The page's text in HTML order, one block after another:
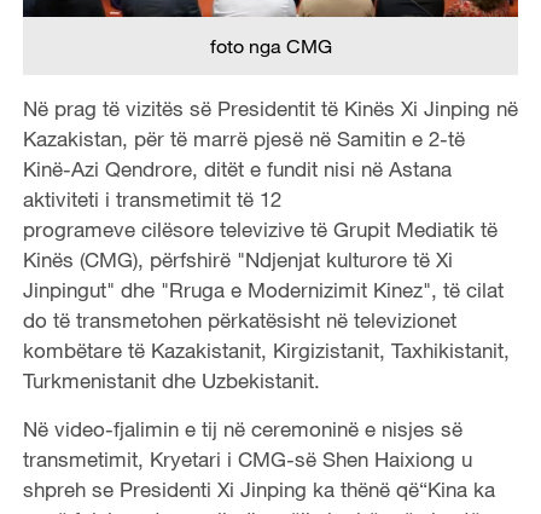
foto nga CMG
Në prag të vizitës së Presidentit të Kinës Xi Jinping në
Kazakistan, për të marrë pjesë në Samitin e 2-të
Kinë-Azi Qendrore, ditët e fundit nisi në Astana
aktiviteti i transmetimit të 12
programeve cilësore televizive të Grupit Mediatik të
Kinës (CMG), përfshirë "Ndjenjat kulturore të Xi
Jinpingut" dhe "Rruga e Modernizimit Kinez", të cilat
do të transmetohen përkatësisht në televizionet
kombëtare të Kazakistanit, Kirgizistanit, Taxhikistanit,
Turkmenistanit dhe Uzbekistanit.
Në video-fjalimin e tij në ceremoninë e nisjes së
transmetimit, Kryetari i CMG-së Shen Haixiong u
shpreh se Presidenti Xi Jinping ka thënë që“Kina ka